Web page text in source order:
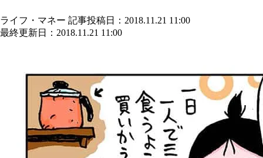
ライフ・マネー 記事投稿日：2018.11.21 11:00
最終更新日：2018.11.21 11:00